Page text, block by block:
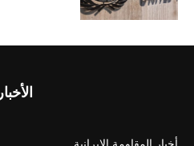
الأخبار
أخبار المقاومة الايرانية